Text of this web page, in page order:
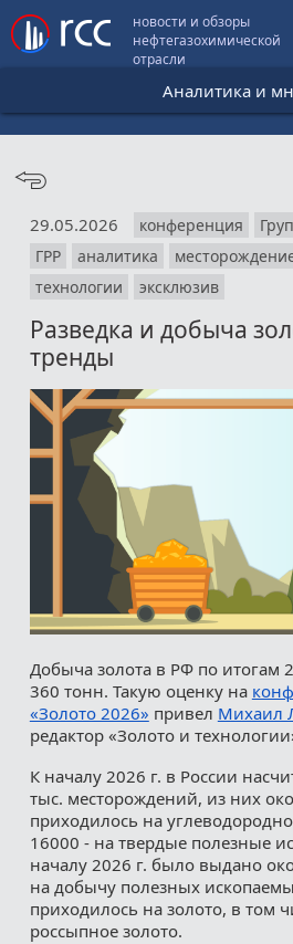
новости и обзоры
нефтегазохимической
отрасли
Аналитика и
Аналитика и
Видео
Подписка
Медиакит
29.05.2026 конференция
ГРР
аналитика
технологии
эксклюзив
Разведка и добыча
тренды
Добыча золота в РФ по итогам
360 тонн. Такую оценку на
«Золото 2026» привел Михаил
редактор «Золото и
К началу 2026 г. в России
тыс. месторождений, из них
приходилось на
16000 - на твердые полезные
началу 2026 г. было выдано
на добычу полезных
приходилось на золото, в том
россыпное золото.